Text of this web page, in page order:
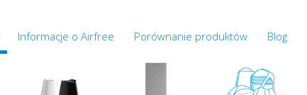
Informacje o Airfree Porównanie produktów Blog